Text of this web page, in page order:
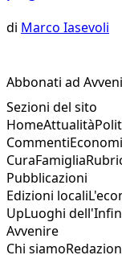
di Marco Iasevoli
Abbonati ad
Sezioni del sito
HomeAttualità
Commenti
CuraFamiglia
Pubblicazioni
Edizioni locali
UpLuoghi
Avvenire
Chi siamo